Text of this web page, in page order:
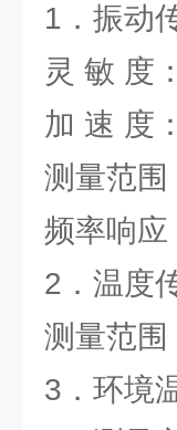
1．振动
灵 敏 度
加 速 度
测量范围
频率响
2．温度
测量范
3．环境